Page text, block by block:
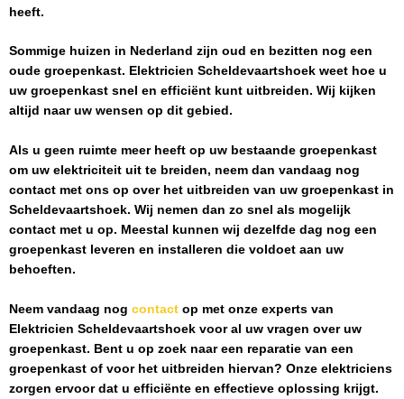
heeft.
Sommige huizen in Nederland zijn oud en bezitten nog een
oude groepenkast. Elektricien Scheldevaartshoek weet hoe u
uw groepenkast snel en efficiënt kunt uitbreiden. Wij kijken
altijd naar uw wensen op dit gebied.
Als u geen ruimte meer heeft op uw bestaande groepenkast
om uw elektriciteit uit te breiden, neem dan vandaag nog
contact met ons op over het uitbreiden van uw groepenkast in
Scheldevaartshoek. Wij nemen dan zo snel als mogelijk
contact met u op. Meestal kunnen wij dezelfde dag nog een
groepenkast leveren en installeren die voldoet aan uw
behoeften.
Neem vandaag nog contact op met onze experts van
Elektricien Scheldevaartshoek voor al uw vragen over uw
groepenkast. Bent u op zoek naar een reparatie van een
groepenkast of voor het uitbreiden hiervan? Onze elektriciens
zorgen ervoor dat u efficiënte en effectieve oplossing krijgt.